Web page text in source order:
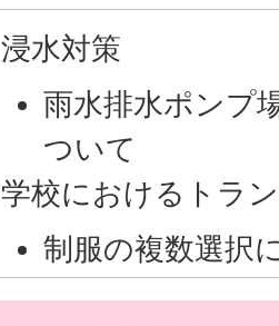
浸水対策
雨水排水ポンプ
ついて
学校におけるトラ
制服の複数選択